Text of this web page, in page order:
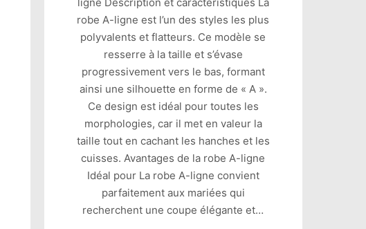
ligne Description et caractéristiques La
robe A-ligne est l’un des styles les plus
polyvalents et flatteurs. Ce modèle se
resserre à la taille et s’évase
progressivement vers le bas, formant
ainsi une silhouette en forme de « A ».
Ce design est idéal pour toutes les
morphologies, car il met en valeur la
taille tout en cachant les hanches et les
cuisses. Avantages de la robe A-ligne
Idéal pour La robe A-ligne convient
parfaitement aux mariées qui
recherchent une coupe élégante et…